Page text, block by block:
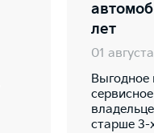
лет
01
Выгодное
старше 3-